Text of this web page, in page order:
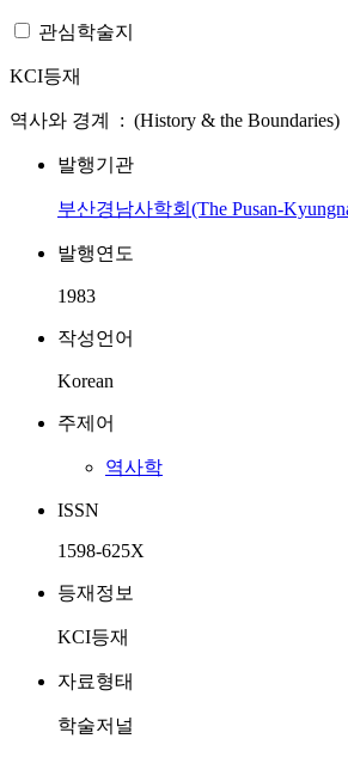
관심학술지
KCI등재
역사와 경계 : (History & the Boundaries)
발행기관
부산경남사학회(The Pusan-
발행연도
1983
작성언어
Korean
주제어
역사학
ISSN
1598-625X
등재정보
KCI등재
자료형태
학술저널